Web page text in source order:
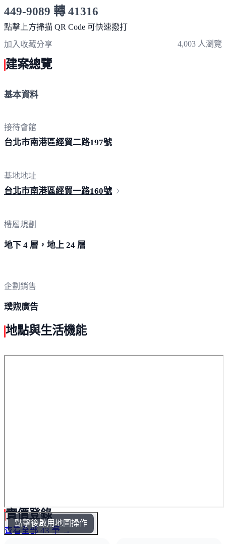
449-9089 轉 41316
服務時間 10:00～19:00
點擊上方掃描 QR Code 可快速撥打
加入收藏分享 4,003 人瀏覽
建案總覽
基本資料
接待會館
台北市南港區經貿二路197號
基地地址
台北市南港區經貿一路160號
樓層規劃
地下 4 層，地上 24 層
企劃銷售
璞煦廣告
地點與生活機能
點擊後啟用地圖操作
實價登錄
查看全部 43 筆 →